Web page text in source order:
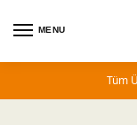
MENU
Tüm